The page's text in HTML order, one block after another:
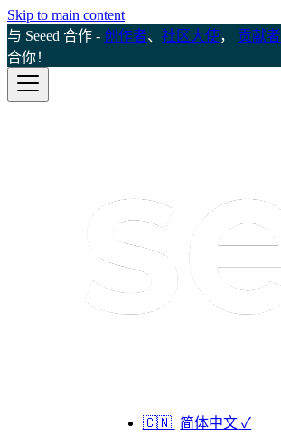
Skip to main content
与 Seeed 合作 - 创作者、 社区大使， 贡献者
合你！
🇨🇳 简体中文 ✓